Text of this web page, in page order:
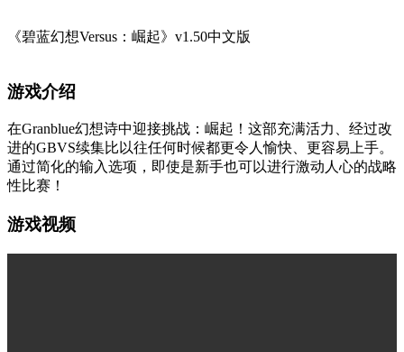
《碧蓝幻想Versus：崛起》v1.50中文版
游戏介绍
在Granblue幻想诗中迎接挑战：崛起！这部充满活力、经过改
进的GBVS续集比以往任何时候都更令人愉快、更容易上手。
通过简化的输入选项，即使是新手也可以进行激动人心的战略
性比赛！
游戏视频